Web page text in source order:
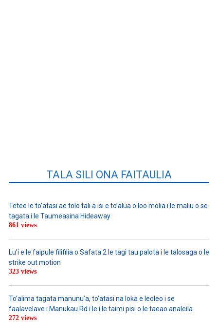
TALA SILI ONA FAITAULIA
Tetee le to’atasi ae tolo tali a isi e to’alua o loo molia i le maliu o se
tagata i le Taumeasina Hideaway
861 views
Lu’i e le faipule filifilia o Safata 2 le tagi tau palota i le talosaga o le
strike out motion
323 views
To’alima tagata manunu’a, to’atasi na loka e leoleo i se
faalavelave i Manukau Rd i le i le taimi pisi o le taeao analeila
272 views